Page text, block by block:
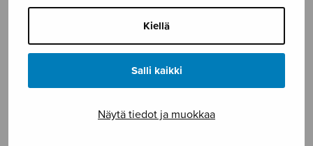
Kiellä
Salli kaikki
Näytä tiedot ja muokkaa
Hengellisiä lauluja
sekakuorolle